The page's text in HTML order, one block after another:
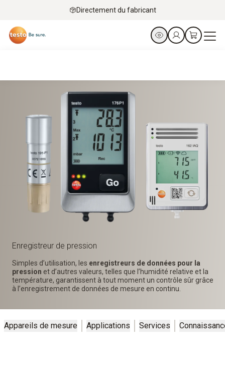
Directement du fabricant
Enregistreur de pression
Simples d’utilisation, les enregistreurs de données pour la
pression et d’autres valeurs, telles que l’humidité relative et la
température, garantissent à tout moment un contrôle sûr grâce
à l’enregistrement de données de mesure en continu.
Appareils de mesure Applications Services